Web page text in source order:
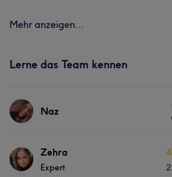
Mehr anzeigen...
Lerne das Team kennen
Naz
Info
Haarglättung Standart Balayage
Zehra
Expert